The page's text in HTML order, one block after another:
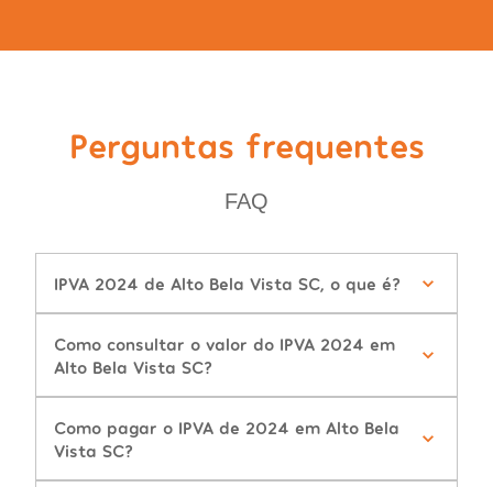
Perguntas frequentes
FAQ
IPVA 2024 de Alto Bela Vista SC, o que é?
Como consultar o valor do IPVA 2024 em
Alto Bela Vista SC?
Como pagar o IPVA de 2024 em Alto Bela
Vista SC?